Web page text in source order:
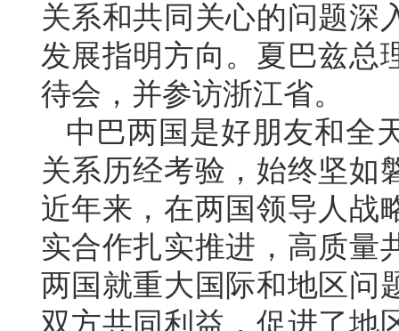
关系和共同关心的问题深
发展指明方向。夏巴兹总
待会，并参访浙江省。
中巴两国是好朋友和全
关系历经考验，始终坚如
近年来，在两国领导人战
实合作扎实推进，高质量
两国就重大国际和地区问
双方共同利益，促进了地